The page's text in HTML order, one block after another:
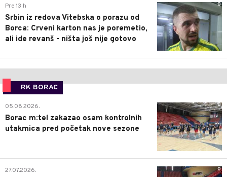
0
Pre 13 h
Srbin iz redova Vitebska o porazu od
Borca: Crveni karton nas je poremetio,
ali ide revanš - ništa još nije gotovo
RK BORAC
0
05.08.2026.
Borac m:tel zakazao osam kontrolnih
utakmica pred početak nove sezone
0
27.07.2026.